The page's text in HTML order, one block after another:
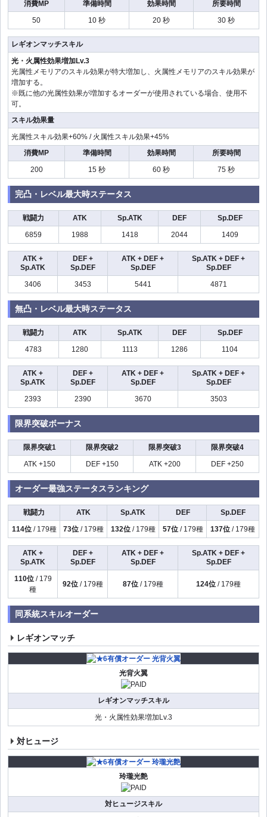
消費MP
準備時間 効果時間
所要時間
50
10 秒 20 秒 30 秒
レギオンマッチスキル
光・火属性効果増加Lv.3
光属性メモリアのスキル効果が特大増加し、火属性メモリアのスキル効果が
増加する。
※既に他の光属性効果が増加するオーダーが使用されている場合、使用不
可。
スキル効果量
光属性スキル効果+60% / 火属性スキル効果+45%
消費MP
準備時間 効果時間
所要時間
200
15 秒 60 秒 75 秒
完凸・レベル最大時ステータス
戦闘力 ATK Sp.ATK DEF
Sp.DEF
6859
1988 1418 2044 1409
ATK +
Sp.ATK
DEF +
Sp.DEF
ATK + DEF +
Sp.DEF
Sp.ATK + DEF +
Sp.DEF
3406
3453 5441 4871
無凸・レベル最大時ステータス
戦闘力 ATK Sp.ATK DEF
Sp.DEF
4783
1280 1113 1286 1104
ATK +
Sp.ATK
DEF +
Sp.DEF
ATK + DEF +
Sp.DEF
Sp.ATK + DEF +
Sp.DEF
2393
2390 3670 3503
限界突破ボーナス
限界突破1 限界突破2 限界突破3
限界突破4
ATK +150
DEF +150 ATK +200 DEF +250
オーダー最強ステータスランキング
戦闘力 ATK Sp.ATK DEF
Sp.DEF
114位/ 179種 73位 / 179種 132位/ 179種 57位/ 179種 137位 / 179種
ATK +
Sp.ATK
DEF +
Sp.DEF
ATK + DEF +
Sp.DEF
Sp.ATK + DEF +
Sp.DEF
110位/ 179
種
92位/ 179種 87位/ 179種 124位 / 179種
同系統スキルオーダー
レギオンマッチ
光背火翼
レギオンマッチスキル
光・火属性効果増加Lv.3
対ヒュージ
玲瓏光艶
対ヒュージスキル